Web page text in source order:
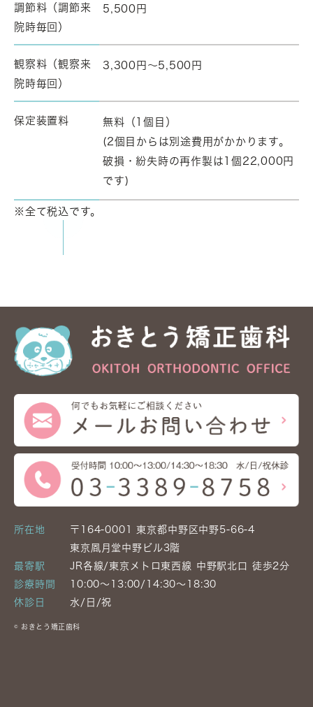
調節料（調節来
院時毎回）
5,500円
観察料（観察来
院時毎回）
3,300円～5,500円
保定装置料
無料（1個目）
(2個目からは別途費用がかかります。
破損・紛失時の再作製は1個22,000円
です)
※全て税込です。
所在地
〒164-0001 東京都中野区中野5-66-4
東京凮月堂中野ビル3階
最寄駅
JR各線/東京メトロ東西線 中野駅北口 徒歩2分
診療時間
10:00～13:00/14:30～18:30
休診日
水/日/祝
© おきとう矯正歯科